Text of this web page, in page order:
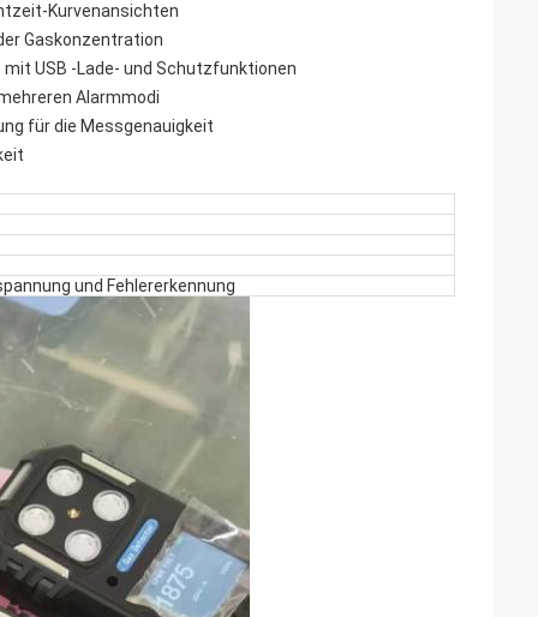
Kurvenansichten
Gaskonzentration
USB -Lade- und Schutzfunktionen
Alarmmodi
für die Messgenauigkeit
und Fehlererkennung